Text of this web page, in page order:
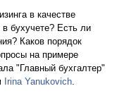
в качестве
в бухучете? Есть ли
Каков порядок
на примере
"Главный бухгалтер"
Irina Yanukovich.